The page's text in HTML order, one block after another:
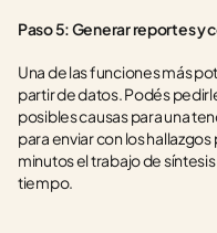
Paso 5: Generar reportes y
Una de las funciones más
partir de datos. Podés
posibles causas para una
para enviar con los
minutos el trabajo de
tiempo.